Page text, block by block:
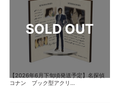
【2026年6月下旬頃発送予定】名探偵
コナン ブック型アクリ...